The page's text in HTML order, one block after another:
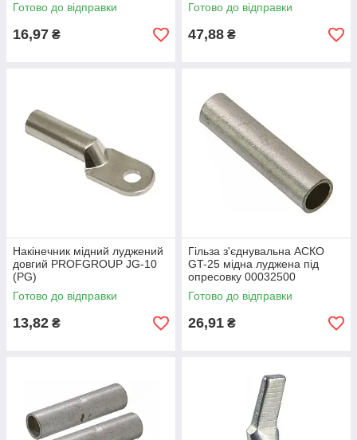
Готово до відправки
16,97 ₴
Готово до відправки
47,88 ₴
Накінечник мідний луджений
довгий PROFGROUP JG-10
(PG)
Готово до відправки
13,82 ₴
Гільза з'єднувальна АСКО
GT-25 мідна луджена під
опресовку 00032500
Готово до відправки
26,91 ₴